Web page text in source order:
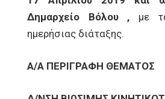
Δημαρχείο Βόλου , με
ημερήσιας διάταξης.
Α/Α ΠΕΡΙΓΡΑΦΗ ΘΕΜΑΤΟΣ